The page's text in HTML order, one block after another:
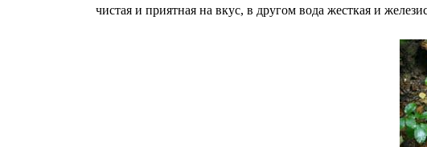
чистая и приятная на вкус, в другом вода жесткая и